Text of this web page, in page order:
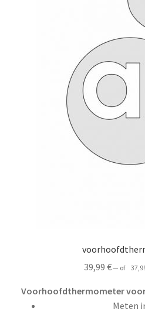
39,99€— of
Voorhoofdthermometer voor
Meten